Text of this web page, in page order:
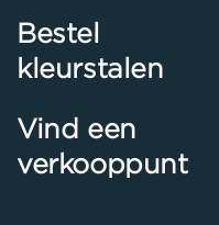
Bestel
kleurstalen
Vind een
verkooppunt